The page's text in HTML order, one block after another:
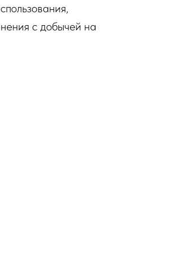
с добычей на